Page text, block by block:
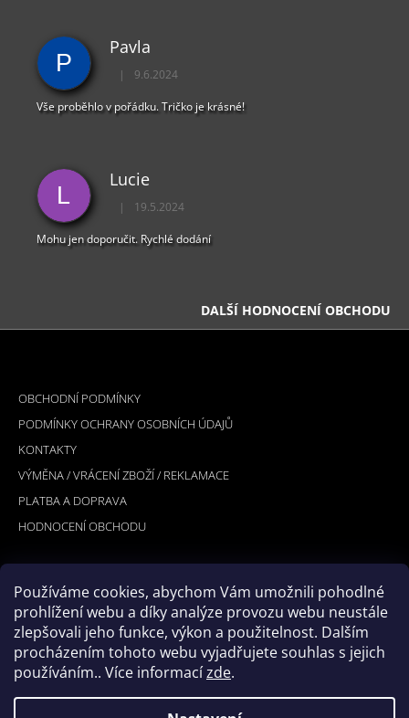
Používáme cookies, abychom Vám umožnili pohodlné
prohlížení webu a díky analýze provozu webu neustále
zlepšovali jeho funkce, výkon a použitelnost. Dalším
procházením tohoto webu vyjadřujete souhlas s jejich
používáním.. Více informacízde.
P
Pavla
Hodnocení obchodu je 5 z 5 hvězdiček.
| 9.6.2024
Vše proběhlo v pořádku. Tričko je krásné!
L
Lucie
Hodnocení obchodu je 5 z 5 hvězdiček.
| 19.5.2024
Mohu jen doporučit. Rychlé dodání
DALŠÍ HODNOCENÍ OBCHODU
Z
OBCHODNÍ PODMÍNKY
PODMÍNKY OCHRANY OSOBNÍCH ÚDAJŮ
KONTAKTY
VÝMĚNA / VRÁCENÍ ZBOŽÍ / REKLAMACE
PLATBA A DOPRAVA
HODNOCENÍ OBCHODU
PŘIJÍMÁME ONLINE PLATBY